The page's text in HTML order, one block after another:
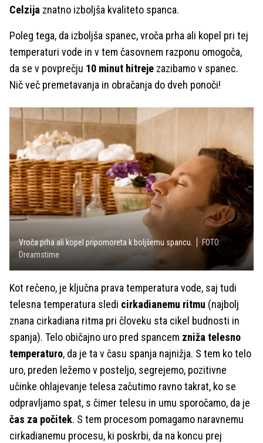
Celzija znatno izboljša kvaliteto spanca.
Poleg tega, da izboljša spanec, vroča prha ali kopel pri tej
temperaturi vode in v tem časovnem razponu omogoča,
da se v povprečju 10 minut hitreje zazibamo v spanec.
Nič več premetavanja in obračanja do dveh ponoči!
Vroča prha ali kopel pripomoreta k boljšemu spancu.
FOTO:
Dreamstime
Kot rečeno, je ključna prava temperatura vode, saj tudi
telesna temperatura sledi cirkadianemu ritmu (najbolj
znana cirkadiana ritma pri človeku sta cikel budnosti in
spanja). Telo običajno uro pred spancem zniža telesno
temperaturo, da je ta v času spanja najnižja. S tem ko telo
uro, preden ležemo v posteljo, segrejemo, pozitivne
učinke ohlajevanje telesa začutimo ravno takrat, ko se
odpravljamo spat, s čimer telesu in umu sporočamo, da je
čas za počitek. S tem procesom pomagamo naravnemu
cirkadianemu procesu, ki poskrbi, da na koncu prej